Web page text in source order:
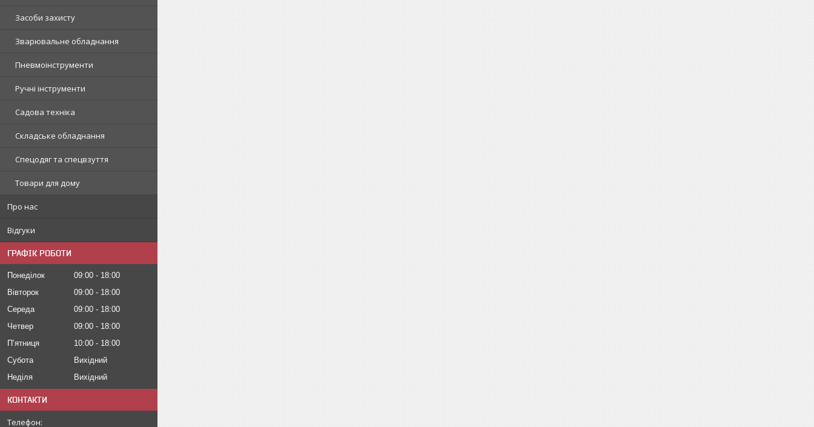
Засоби захисту
Зварювальне обладнання
Пневмоінструменти
Ручні інструменти
Садова техніка
Складське обладнання
Спецодяг та спецвзуття
Товари для дому
Про нас
Відгуки
ГРАФІК РОБОТИ
Понеділок 09:00
18:00
Вівторок
09:00
18:00
Середа
09:00
18:00
Четвер
09:00
18:00
Пʼятниця
10:00
18:00
Субота
Вихідний
Неділя
Вихідний
КОНТАКТИ